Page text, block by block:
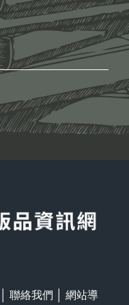
聯絡我們
網站導